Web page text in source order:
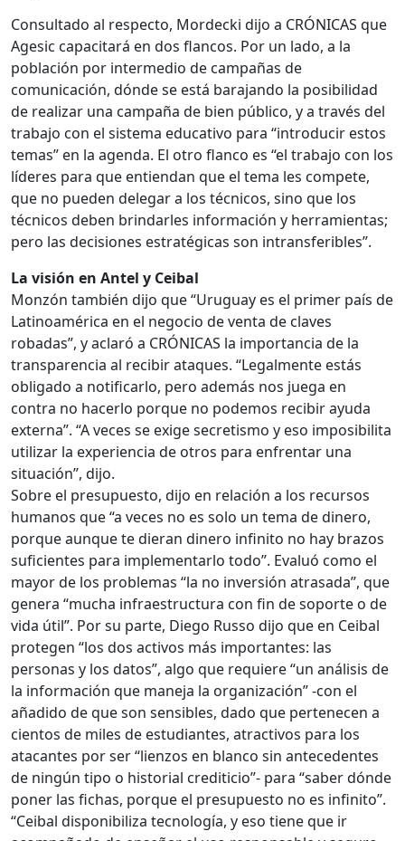
Consultado al respecto, Mordecki dijo a CRÓNICAS que
Agesic capacitará en dos flancos. Por un lado, a la
población por intermedio de campañas de
comunicación, dónde se está barajando la posibilidad
de realizar una campaña de bien público, y a través del
trabajo con el sistema educativo para “introducir estos
temas” en la agenda. El otro flanco es “el trabajo con los
líderes para que entiendan que el tema les compete,
que no pueden delegar a los técnicos, sino que los
técnicos deben brindarles información y herramientas;
pero las decisiones estratégicas son intransferibles”.
La visión en Antel y Ceibal
Monzón también dijo que “Uruguay es el primer país de
Latinoamérica en el negocio de venta de claves
robadas”, y aclaró a CRÓNICAS la importancia de la
transparencia al recibir ataques. “Legalmente estás
obligado a notificarlo, pero además nos juega en
contra no hacerlo porque no podemos recibir ayuda
externa”. “A veces se exige secretismo y eso imposibilita
utilizar la experiencia de otros para enfrentar una
situación”, dijo.
Sobre el presupuesto, dijo en relación a los recursos
humanos que “a veces no es solo un tema de dinero,
porque aunque te dieran dinero infinito no hay brazos
suficientes para implementarlo todo”. Evaluó como el
mayor de los problemas “la no inversión atrasada”, que
genera “mucha infraestructura con fin de soporte o de
vida útil”. Por su parte, Diego Russo dijo que en Ceibal
protegen “los dos activos más importantes: las
personas y los datos”, algo que requiere “un análisis de
la información que maneja la organización” -con el
añadido de que son sensibles, dado que pertenecen a
cientos de miles de estudiantes, atractivos para los
atacantes por ser “lienzos en blanco sin antecedentes
de ningún tipo o historial crediticio”- para “saber dónde
poner las fichas, porque el presupuesto no es infinito”.
“Ceibal disponibiliza tecnología, y eso tiene que ir